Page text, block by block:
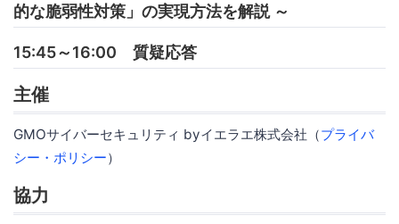
的な脆弱性対策」の実現方法を解説 ～
15:45～16:00 質疑応答
主催
GMOサイバーセキュリティ byイエラエ株式会社（プライバ
シー・ポリシー）
協力